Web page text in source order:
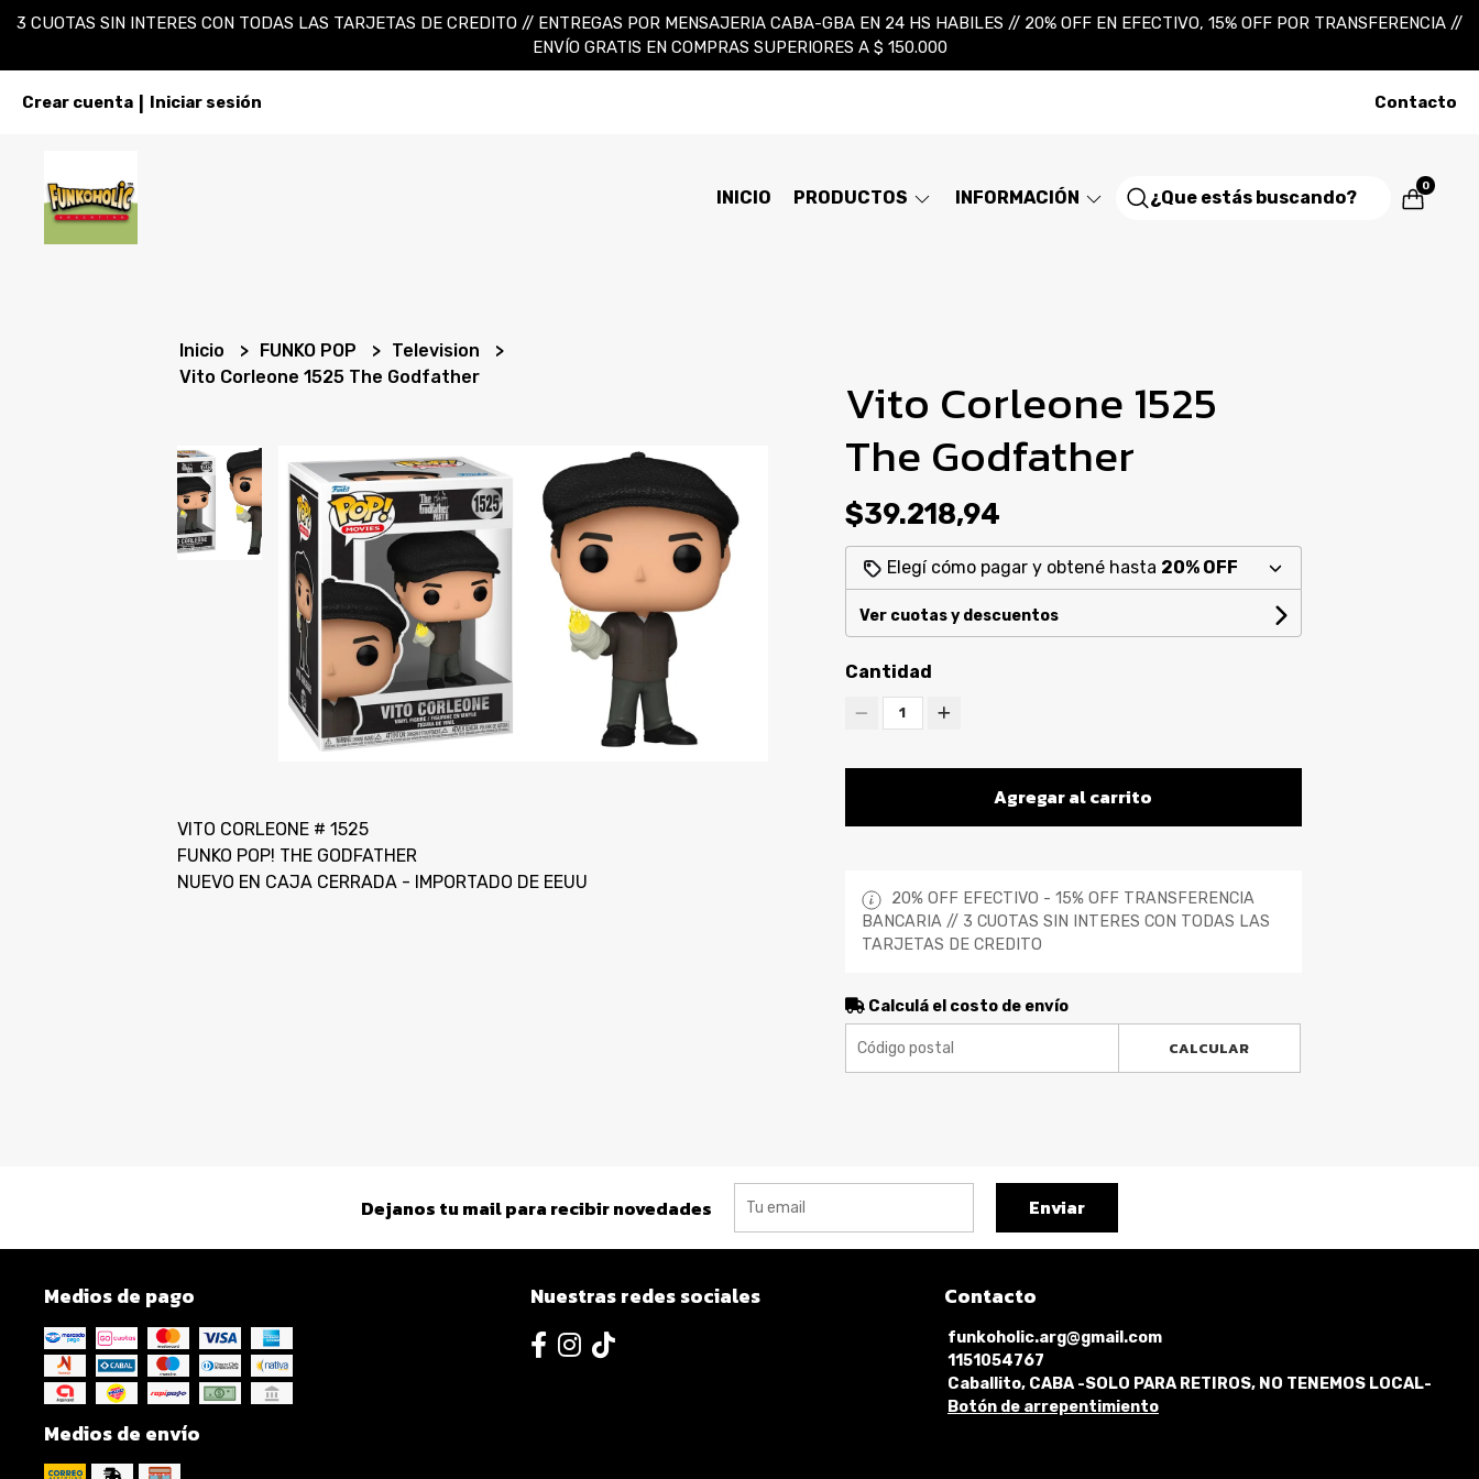
3 CUOTAS SIN INTERES CON TODAS LAS TARJETAS DE CREDITO // ENTREGAS POR MENSAJERIA CABA-GBA EN 24 HS HABILES // 20% OFF EN EFECTIVO, 15% OFF POR TRANSFERENCIA //
ENVÍO GRATIS EN COMPRAS SUPERIORES A $ 150.000
Crear cuenta Iniciar sesión Contacto
INICIO PRODUCTOS INFORMACIÓN
0
Inicio FUNKO POP
Television
Vito Corleone 1525 The Godfather
VITO CORLEONE # 1525
FUNKO POP! THE GODFATHER
NUEVO EN CAJA CERRADA - IMPORTADO DE EEUU
Vito Corleone 1525
The Godfather
$39.218,94
Elegí cómo pagar y obtené hasta 20% OFF
Ver cuotas y descuentos
Cantidad
1
Agregar al carrito
20% OFF EFECTIVO - 15% OFF TRANSFERENCIA
BANCARIA // 3 CUOTAS SIN INTERES CON TODAS LAS
TARJETAS DE CREDITO
Calculá el costo de envío
CALCULAR
Dejanos tu mail para recibir novedades Enviar
Medios de pago
Medios de envío
Nuestras redes sociales Contacto
funkoholic.arg@gmail.com
1151054767
Caballito, CABA -SOLO PARA RETIROS, NO TENEMOS LOCAL-
Botón de arrepentimiento